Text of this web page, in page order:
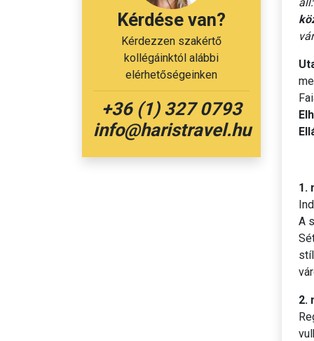
Kérdése van?
Kérdezzen szakértő
kollégáinktól alábbi
elérhetőségeinken
+36 (1) 327 0793
info@haristravel.hu
1.
A
2.